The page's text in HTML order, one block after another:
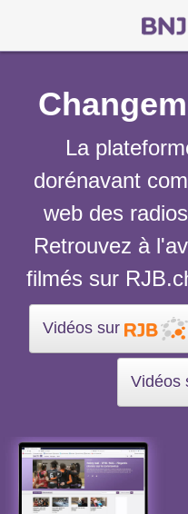
La
dorénavant
web des
Retrouvez à
filmés sur
Vidéos sur
Vidéos